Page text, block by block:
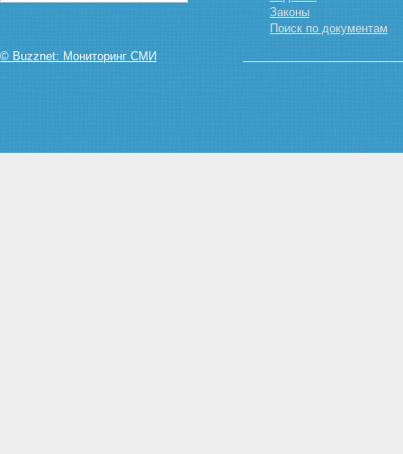
© Buzznet: Мониторинг СМИ
Законы
Поиск по документам